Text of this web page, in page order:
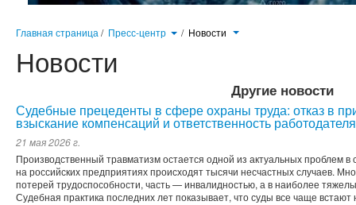
Главная страница / Пресс-центр / Новости
Новости
Другие новости
Судебные прецеденты в сфере охраны труда: отказ в
взыскание компенсаций и ответственность работодателя
21 мая 2026 г.
Производственный травматизм остается одной из актуальных проблем
на российских предприятиях происходят тысячи несчастных случаев.
потерей трудоспособности, часть — инвалидностью, а в наиболее
Судебная практика последних лет показывает, что суды все чаще